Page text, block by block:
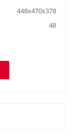
448x470x378
48